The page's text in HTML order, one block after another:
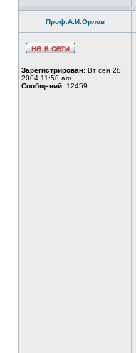
Проф.А.И.Орлов
Зарегистрирован: Вт сен 28,
2004 11:58 am
Сообщений: 12459